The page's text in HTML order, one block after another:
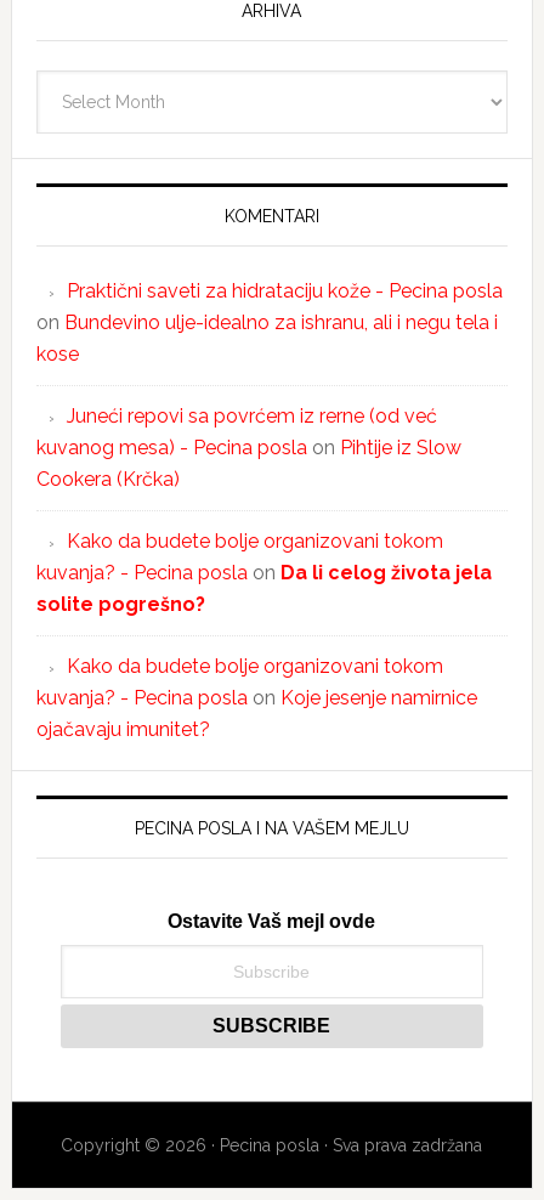
ARHIVA
KOMENTARI
Praktični saveti za hidrataciju kože - Pecina posla
on Bundevino ulje-idealno za ishranu, ali i negu tela i
kose
Juneći repovi sa povrćem iz rerne (od već
kuvanog mesa) - Pecina poslaon Pihtije iz Slow
Cookera (Krčka)
Kako da budete bolje organizovani tokom
kuvanja? - Pecina poslaon Da li celog života jela
solite pogrešno?
Kako da budete bolje organizovani tokom
kuvanja? - Pecina poslaon Koje jesenje namirnice
ojačavaju imunitet?
PECINA POSLA I NA VAŠEM MEJLU
Ostavite Vaš mejl ovde
Copyright © 2026 · Pecina posla · Sva prava zadržana